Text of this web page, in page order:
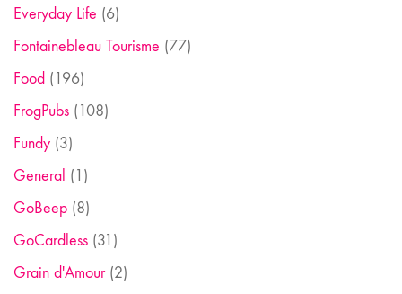
Everyday Life (6)
Fontainebleau Tourisme (77)
Food (196)
FrogPubs (108)
Fundy (3)
General (1)
GoBeep (8)
GoCardless (31)
Grain d'Amour(2)